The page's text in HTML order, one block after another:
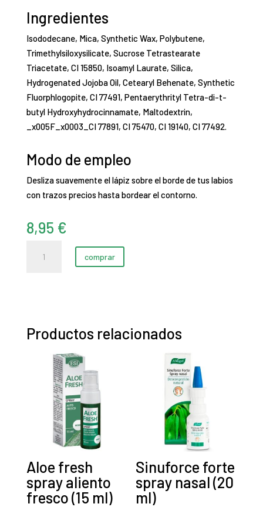
Ingredientes
Isododecane, Mica, Synthetic Wax, Polybutene,
Trimethylsiloxysilicate, Sucrose Tetrastearate
Triacetate, CI 15850, Isoamyl Laurate, Silica,
Hydrogenated Jojoba Oil, Cetearyl Behenate, Synthetic
Fluorphlogopite, CI 77491, Pentaerythrityl Tetra-di-t-
butyl Hydroxyhydrocinnamate, Maltodextrin,
_x005F_x0003_CI 77891, CI 75470, CI 19140, CI 77492.
Modo de empleo
Desliza suavemente el lápiz sobre el borde de tus labios
con trazos precios hasta bordear el contorno.
8,95 €
(1,2
cantidad
comprar
Productos relacionados
Aloe fresh
spray aliento
fresco (15 ml)
Sinuforce forte
spray nasal (20
ml)